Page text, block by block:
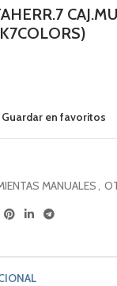
Guardar en favoritos
MANUALES,